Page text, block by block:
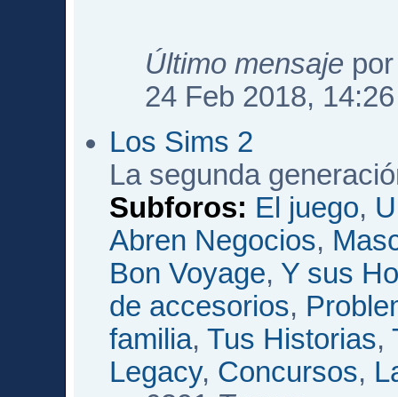
Último mensaje
24 Feb 2018, 14:26
Los Sims 2
La segunda
Subforos: El juego,
Abren Negocios,
Bon Voyage, Y sus
de accesorios,
familia,Tus Historias,
Legacy, Concursos,